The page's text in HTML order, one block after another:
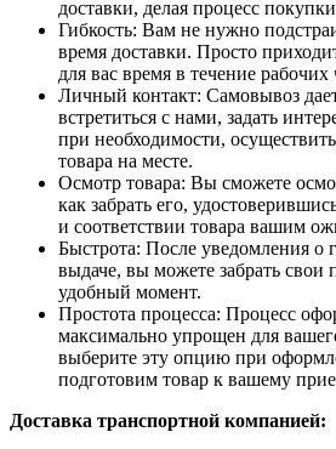
доставки, делая процесс
Гибкость: Вам не нужно
время доставки. Просто
для вас время в течение
Личный контакт: Самовывоз
встретиться с нами, задать
при необходимости,
товара на месте.
Осмотр товара: Вы сможете
как забрать его,
и соответствии товара вашим
Быстрота: После уведомления о
выдаче, вы можете забрать
удобный момент.
Простота процесса: Процесс
максимально упрощен для
выберите эту опцию при
подготовим товар к вашему
Доставка транспортной компанией: